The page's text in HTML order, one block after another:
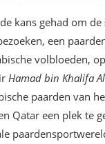
kans gehad om de
een
volbloeden,
Hamad bin Khalifa
paarden van
Qatar een plek te